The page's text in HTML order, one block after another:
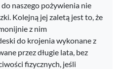
naszego pożywienia nie
Kolejną jej zaletą jest to, że
z nim
do krojenia wykonane z
przez długie lata, bez
fizycznych, jeśli